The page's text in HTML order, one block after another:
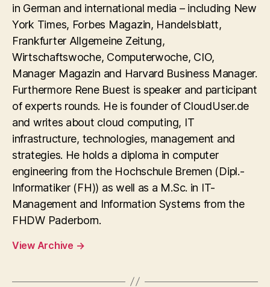
in German and international media – including New
York Times, Forbes Magazin, Handelsblatt,
Frankfurter Allgemeine Zeitung,
Wirtschaftswoche, Computerwoche, CIO,
Manager Magazin and Harvard Business Manager.
Furthermore Rene Buest is speaker and participant
of experts rounds. He is founder of CloudUser.de
and writes about cloud computing, IT
infrastructure, technologies, management and
strategies. He holds a diploma in computer
engineering from the Hochschule Bremen (Dipl.-
Informatiker (FH)) as well as a M.Sc. in IT-
Management and Information Systems from the
FHDW Paderborn.
View Archive →